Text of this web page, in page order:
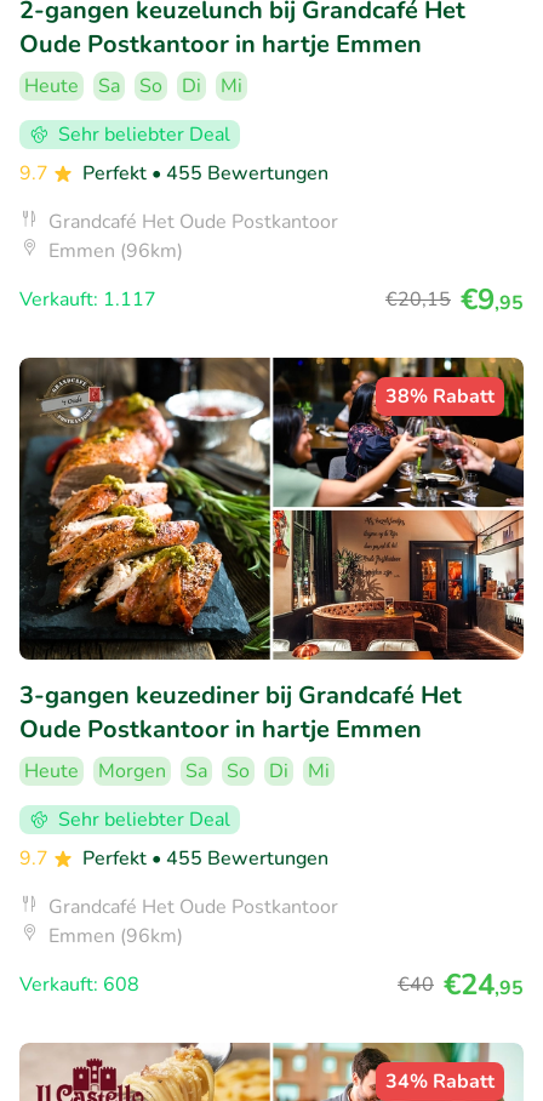
2-gangen keuzelunch bij Grandcafé Het
Oude Postkantoor in hartje Emmen
Heute Sa So Di
Mi
Sehr beliebter Deal
9.7
Perfekt • 455 Bewertungen
Grandcafé Het Oude Postkantoor
Emmen (96km)
Verkauft: 1.117
€20,15 €9,95
38% Rabatt
3-gangen keuzediner bij Grandcafé Het
Oude Postkantoor in hartje Emmen
Heute Morgen Sa So Di
Mi
Sehr beliebter Deal
9.7
Perfekt • 455 Bewertungen
Grandcafé Het Oude Postkantoor
Emmen (96km)
Verkauft: 608
€40 €24,95
34% Rabatt